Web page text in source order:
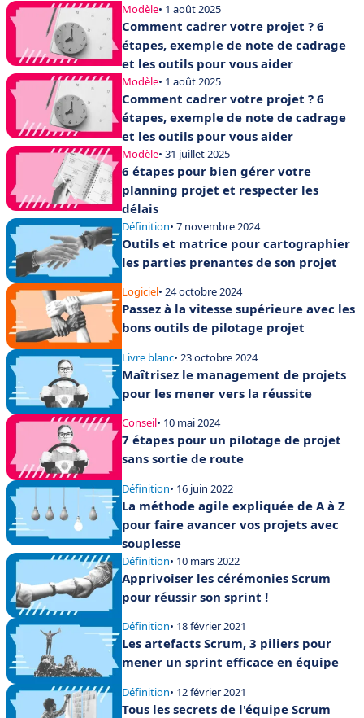
Modèle• 1 août 2025
Comment cadrer votre projet ? 6
étapes, exemple de note de cadrage
et les outils pour vous aider
Modèle• 1 août 2025
Comment cadrer votre projet ? 6
étapes, exemple de note de cadrage
et les outils pour vous aider
Modèle• 31 juillet 2025
6 étapes pour bien gérer votre
planning projet et respecter les
délais
Définition• 7 novembre 2024
Outils et matrice pour cartographier
les parties prenantes de son projet
Logiciel• 24 octobre 2024
Passez à la vitesse supérieure avec les
bons outils de pilotage projet
Livre blanc• 23 octobre 2024
Maîtrisez le management de projets
pour les mener vers la réussite
Conseil• 10 mai 2024
7 étapes pour un pilotage de projet
sans sortie de route
Définition• 16 juin 2022
La méthode agile expliquée de A à Z
pour faire avancer vos projets avec
souplesse
Définition• 10 mars 2022
Apprivoiser les cérémonies Scrum
pour réussir son sprint !
Définition• 18 février 2021
Les artefacts Scrum, 3 piliers pour
mener un sprint efficace en équipe
Définition• 12 février 2021
Tous les secrets de l'équipe Scrum